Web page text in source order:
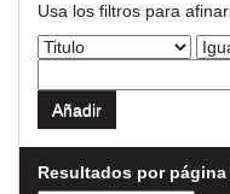
Usa los filtros para
Resultados por página